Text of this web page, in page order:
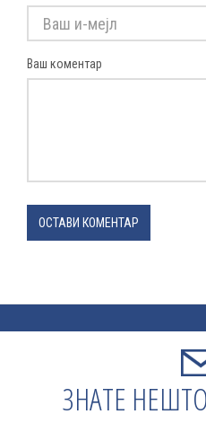
Ваш коментар
ОСТАВИ КОМЕНТАР
ЗНАТЕ